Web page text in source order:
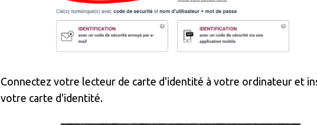
Connectez votre lecteur de carte d'identité à votre ordinateur et
votre carte d'identité.